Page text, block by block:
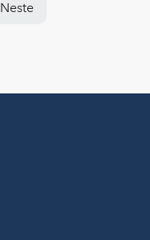
Neste